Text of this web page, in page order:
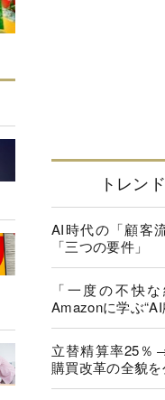
トレン
AI時代の「顧客
「三つの要件」
「一度の不快
Amazonに学ぶ
立替精算率25％
購買改革の全貌を